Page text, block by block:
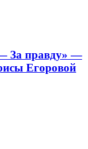
За правду» —
Егоровой